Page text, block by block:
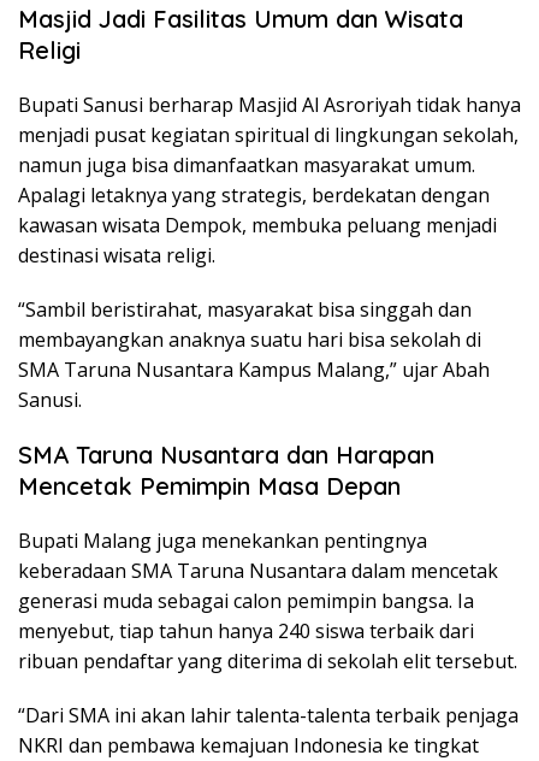
Masjid Jadi Fasilitas Umum dan Wisata
Religi
Bupati Sanusi berharap Masjid Al Asroriyah tidak hanya
menjadi pusat kegiatan spiritual di lingkungan sekolah,
namun juga bisa dimanfaatkan masyarakat umum.
Apalagi letaknya yang strategis, berdekatan dengan
kawasan wisata Dempok, membuka peluang menjadi
destinasi wisata religi.
“Sambil beristirahat, masyarakat bisa singgah dan
membayangkan anaknya suatu hari bisa sekolah di
SMA Taruna Nusantara Kampus Malang,” ujar Abah
Sanusi.
SMA Taruna Nusantara dan Harapan
Mencetak Pemimpin Masa Depan
Bupati Malang juga menekankan pentingnya
keberadaan SMA Taruna Nusantara dalam mencetak
generasi muda sebagai calon pemimpin bangsa. Ia
menyebut, tiap tahun hanya 240 siswa terbaik dari
ribuan pendaftar yang diterima di sekolah elit tersebut.
“Dari SMA ini akan lahir talenta-talenta terbaik penjaga
NKRI dan pembawa kemajuan Indonesia ke tingkat